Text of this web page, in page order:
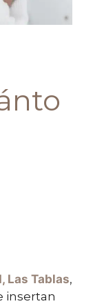
Las Tablas,
insertan